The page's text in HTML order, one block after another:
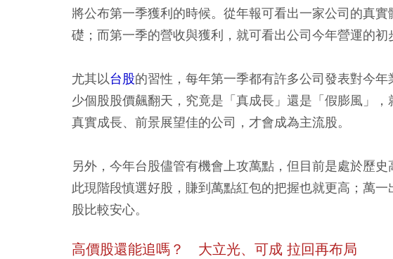
將公布第一季獲利的時候。從年報可看出一家公司的真
礎；而第一季的營收與獲利，就可看出公司今年營運的初
尤其以台股的習性，每年第一季都有許多公司發表對今
少個股股價飆翻天，究竟是「真成長」還是「假膨風」
真實成長、前景展望佳的公司，才會成為主流股。
另外，今年台股儘管有機會上攻萬點，但目前是處於歷
此現階段慎選好股，賺到萬點紅包的把握也就更高；萬
股比較安心。
高價股還能追嗎？ 大立光、可成 拉回再布局